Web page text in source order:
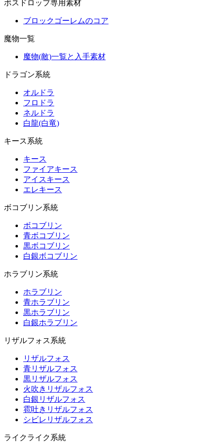
ボスドロップ専用素材
ブロックゴーレムのコア
魔物一覧
魔物(敵)一覧と入手素材
ドラゴン系統
オルドラ
フロドラ
ネルドラ
白龍(白竜)
キース系統
キース
ファイアキース
アイスキース
エレキース
ボコブリン系統
ボコブリン
青ボコブリン
黒ボコブリン
白銀ボコブリン
ホラブリン系統
ホラブリン
青ホラブリン
黒ホラブリン
白銀ホラブリン
リザルフォス系統
リザルフォス
青リザルフォス
黒リザルフォス
火吹きリザルフォス
白銀リザルフォス
雹吐きリザルフォス
シビレリザルフォス
ライクライク系統